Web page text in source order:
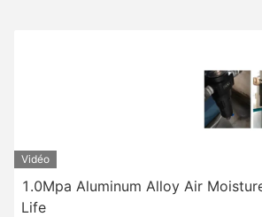
Vidéo
1.0Mpa Aluminum Alloy Air
Life